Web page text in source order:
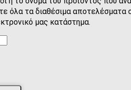
όλα τα διαθέσιμα αποτελέσματα
μας κατάστημα.